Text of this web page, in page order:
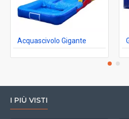
Acquascivolo Gigante
I PIÙ VISTI